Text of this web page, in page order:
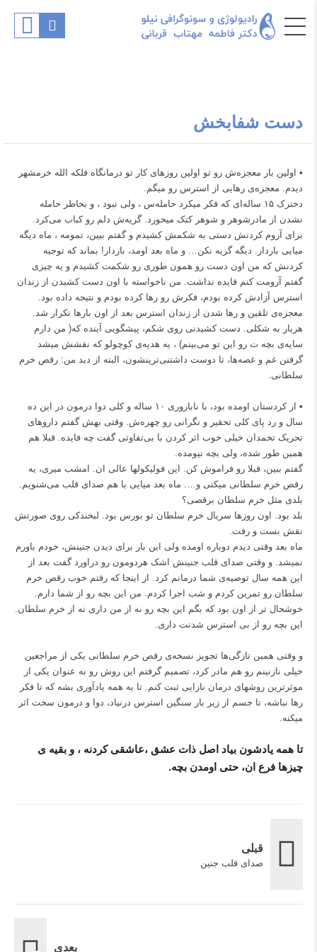
دست شفابخش
• اولین بار معجزه‌ش رو تو اولین روزهای کار تو درمانگاه فلکه الله خرمشهر
دیدم. معجزه‌ی رهایی از استرس رو میگم.
دخترک ۱۵ ساله‌ای که فکر میکرد حامله‌س ، ولی نبود ، و بخاطر حامله
نشدن از مادرشوهر و شوهر کتک میخورد. گریه‌ش دلم رو کباب می‌کرد.
برای آروم کردنش دستی به شکمش کشیدم و گفتم بیین، تمومه ، ماه دیگه
میایی باردار. دیگه گریه نکن… و ماه بعد اومد، باردار! بماند که توجیه
کردنش که من اون دست رو همون طوری رو شکمت کشیدم و یه چیزی
گفتم آرومت کنم فایده نداشت. من ناخواسته با اون دست کشیدن از زندان
استرس آزادش کرده بودم، فکرش رو رها کرده بودم و نتیجه داده بود.
معجزه‌ی تلقین و رها شدن از زندان استرس بعد از اون بارها تکرار شد.
هربار به شکلی. دست کشیدنی روی شکم، پیشگویی آینده که( من دارم
سایه‌ی بچه ت رو این تو می‌بینم) ، یه هدیه‌ی کوچولو که نقشش میشد
گرفتن غم و غصه‌ها، تا دوست داشتنی‌ترینشون، البته از دید من: رقص خرم
سلطانی.
• از کردستان اومده بود، با ناباروری ۱۰ ساله و کلی دوا درمون در این ده
سال و رد پای کلی تحقیر و نگرانی رو چهره‌ش. وقتی بهش گفتم داروهای
تحریک تخمدان خیلی خوب اثر کردن با بی‌تفاوتی گفت چه فایده. قبلا هم
همین طور شده، ولی بچه نیومده.
گفتم ببین، قبلا رو فراموش کن. این فولیکولها عالی ان. امشب میری، یه
رقص خرم سلطانی میکنی و…. ماه بعد میایی با هم صدای قلب می‌شنویم.
بلدی مثل خرم سلطان برقصی؟
بلد بود. اون روزها سریال خرم سلطان تو بورس بود. لبخندکی روی صورتش
نقش بست و رفت.
ماه بعد وقتی دیدم دوباره اومده ولی این بار برای دیدن جنینش، خودم باورم
نمیشد. و وقتی صدای قلب جنینش اشک هردومون رو دراورد گفت بعد از
این همه سال توصیه‌ی شما درمانم کرد. از اینجا که رفتم خوب رقص خرم
سلطان رو تمرین کردم و شب اجرا کردم. من این بچه رو از شما دارم.
خوشحال تر از اون بود که بگم این بچه رو نه از من داری نه از خرم سلطان.
این بچه رو از بی استرس شدنت داری.
و وقتی همین تازگی‌ها تجویز نسخه‌ی رقص خرم سلطانی یکی از مراجعین
خیلی نازنینم رو هم مادر کرد، تصمیم گرفتم این روش رو به عنوان یکی از
موثرترین روشهای درمان نازایی ثبت کنم. تا به همه یادآوری بشه که تا فکر
رها نباشه، تا جسم از زیر بار سنگین استرس درنیاد، دوا و درمون سخت اثر
میکنه.
تا همه یادشون بیاد اصل ذات عشق ،عاشقی کردنه ، و بقیه ی
چیزها فرع ان، حتی اومدن بچه.
قبلی
صدای قلب جنین
بعدی